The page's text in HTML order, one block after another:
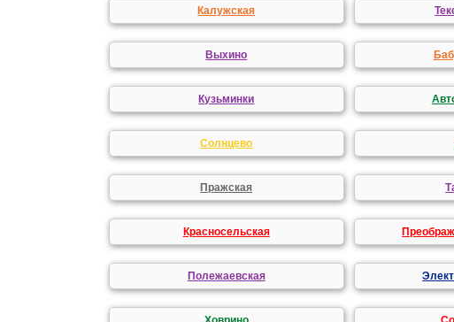
Калужская
Выхино
Кузьминки
Солнцево
Пражская
Красносельская
Полежаевская